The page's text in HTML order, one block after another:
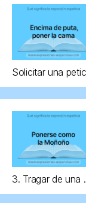
Solicitar una
3. Tragar de una